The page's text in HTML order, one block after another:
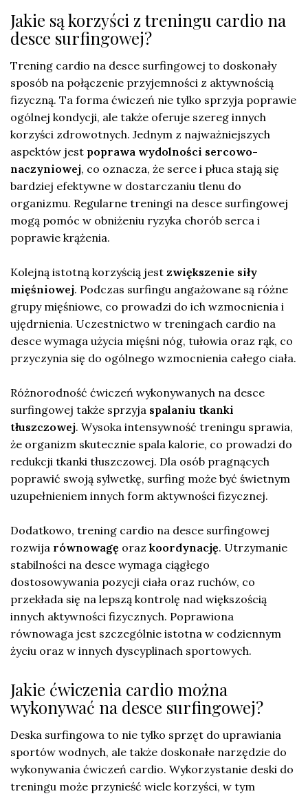
Jakie są korzyści z treningu cardio na
desce surfingowej?
Trening cardio na desce surfingowej to doskonały
sposób na połączenie przyjemności z aktywnością
fizyczną. Ta forma ćwiczeń nie tylko sprzyja poprawie
ogólnej kondycji, ale także oferuje szereg innych
korzyści zdrowotnych. Jednym z najważniejszych
aspektów jest poprawa wydolności sercowo-
naczyniowej, co oznacza, że serce i płuca stają się
bardziej efektywne w dostarczaniu tlenu do
organizmu. Regularne treningi na desce surfingowej
mogą pomóc w obniżeniu ryzyka chorób serca i
poprawie krążenia.
Kolejną istotną korzyścią jest zwiększenie siły
mięśniowej. Podczas surfingu angażowane są różne
grupy mięśniowe, co prowadzi do ich wzmocnienia i
ujędrnienia. Uczestnictwo w treningach cardio na
desce wymaga użycia mięśni nóg, tułowia oraz rąk, co
przyczynia się do ogólnego wzmocnienia całego ciała.
Różnorodność ćwiczeń wykonywanych na desce
surfingowej także sprzyja spalaniu tkanki
tłuszczowej. Wysoka intensywność treningu sprawia,
że organizm skutecznie spala kalorie, co prowadzi do
redukcji tkanki tłuszczowej. Dla osób pragnących
poprawić swoją sylwetkę, surfing może być świetnym
uzupełnieniem innych form aktywności fizycznej.
Dodatkowo, trening cardio na desce surfingowej
rozwija równowagę oraz koordynację. Utrzymanie
stabilności na desce wymaga ciągłego
dostosowywania pozycji ciała oraz ruchów, co
przekłada się na lepszą kontrolę nad większością
innych aktywności fizycznych. Poprawiona
równowaga jest szczególnie istotna w codziennym
życiu oraz w innych dyscyplinach sportowych.
Jakie ćwiczenia cardio można
wykonywać na desce surfingowej?
Deska surfingowa to nie tylko sprzęt do uprawiania
sportów wodnych, ale także doskonałe narzędzie do
wykonywania ćwiczeń cardio. Wykorzystanie deski do
treningu może przynieść wiele korzyści, w tym